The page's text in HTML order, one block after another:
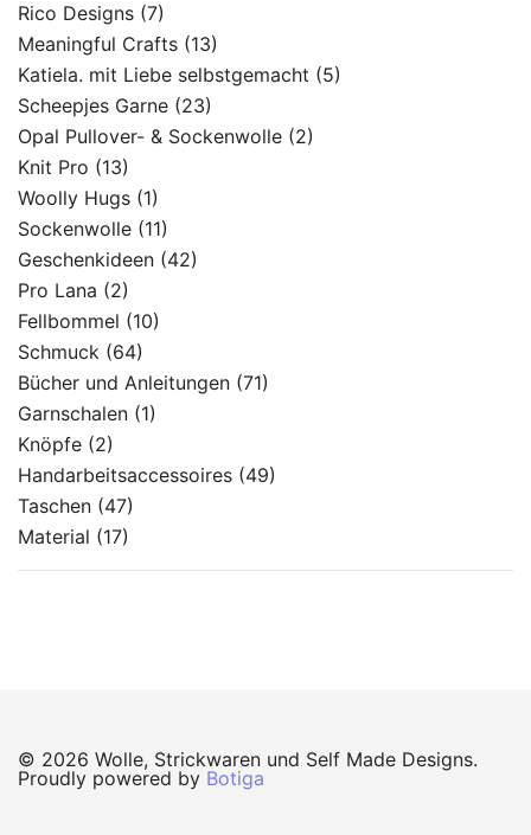
Rico Designs (7)
Meaningful Crafts (13)
Katiela. mit Liebe selbstgemacht (5)
Scheepjes Garne (23)
Opal Pullover- & Sockenwolle (2)
Knit Pro (13)
Woolly Hugs (1)
Sockenwolle (11)
Geschenkideen (42)
Pro Lana (2)
Fellbommel (10)
Schmuck (64)
Bücher und Anleitungen (71)
Garnschalen (1)
Knöpfe (2)
Handarbeitsaccessoires (49)
Taschen (47)
Material (17)
© 2026 Wolle, Strickwaren und Self Made Designs.
Proudly powered by Botiga